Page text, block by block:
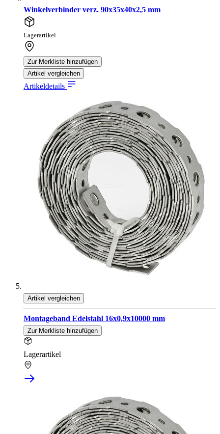
Winkelverbinder verz. 90x35x40x2,5 mm
Lagerartikel
Zur Merkliste hinzufügen
Artikel vergleichen
Artikeldetails
Artikel vergleichen
Montageband Edelstahl 16x0,9x10000 mm
Zur Merkliste hinzufügen
Lagerartikel